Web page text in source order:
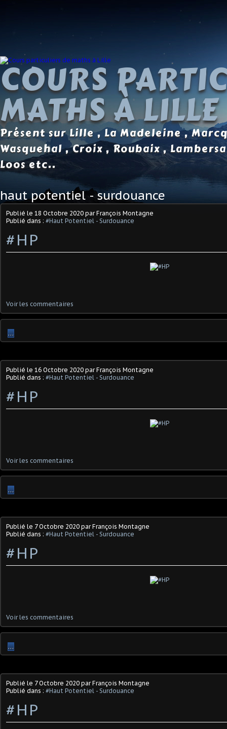
COURS
MATHS À LILLE
Présent sur Lille , La Madeleine ,
Wasquehal , Croix , Roubaix ,
Loos etc..
haut potentiel - surdouance
Publié le 18 Octobre 2020 par François Montagne
Publié dans : #Haut Potentiel - Surdouance
#HP
Voir les commentaires
…
Publié le 16 Octobre 2020 par François Montagne
Publié dans : #Haut Potentiel - Surdouance
#HP
Voir les commentaires
…
Publié le 7 Octobre 2020 par François Montagne
Publié dans : #Haut Potentiel - Surdouance
#HP
Voir les commentaires
…
Publié le 7 Octobre 2020 par François Montagne
Publié dans : #Haut Potentiel - Surdouance
#HP